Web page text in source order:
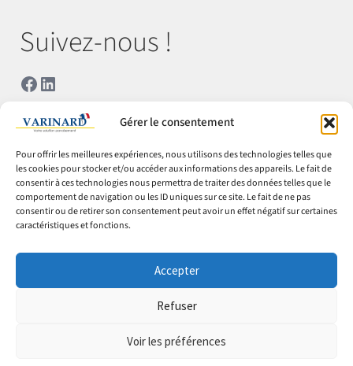
Gérer le consentement
Pour offrir les meilleures expériences, nous utilisons des technologies telles que
les cookies pour stocker et/ou accéder aux informations des appareils. Le fait de
consentir à ces technologies nous permettra de traiter des données telles que le
comportement de navigation ou les ID uniques sur ce site. Le fait de ne pas
consentir ou de retirer son consentement peut avoir un effet négatif sur certaines
caractéristiques et fonctions.
Accepter
Refuser
Voir les préférences
Suivez-nous !
Facebook
LinkedIn
Téléchargez notre
catalogue
Télécharger
Expéditions & retours